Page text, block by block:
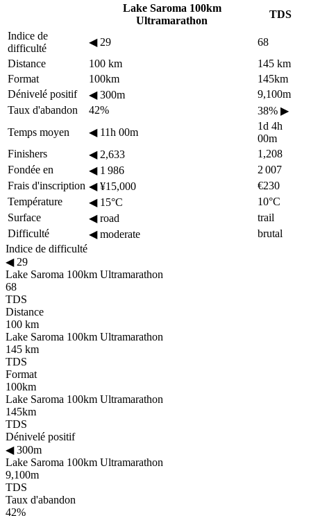
Lake Saroma 100km
Ultramarathon
TDS
Indice de
difficulté
◀29
68
Distance
100 km
145 km
Format
100km
145km
Dénivelé positif
◀300m
9,100m
Taux d'abandon
42% 38% ▶
Temps moyen
◀11h 00m
1d 4h
00m
Finishers
◀2,633
1,208
Fondée en
◀1 986
2 007
Frais d'inscription ◀¥15,000
€230
Température
◀15°C
10°C
Surface
◀road
trail
Difficulté
◀moderate
brutal
Indice de difficulté
◀29
Lake Saroma 100km Ultramarathon
68
TDS
Distance
100 km
Lake Saroma 100km Ultramarathon
145 km
TDS
Format
100km
Lake Saroma 100km Ultramarathon
145km
TDS
Dénivelé positif
◀300m
Lake Saroma 100km Ultramarathon
9,100m
TDS
Taux d'abandon
42%